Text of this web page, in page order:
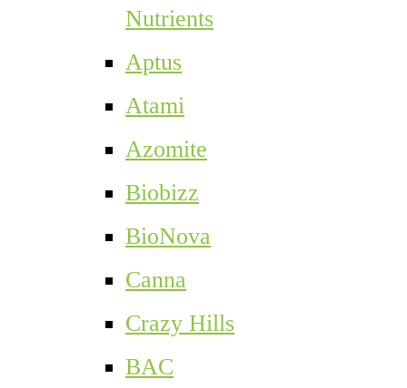
Nutrients
Aptus
Atami
Azomite
Biobizz
BioNova
Canna
Crazy Hills
BAC